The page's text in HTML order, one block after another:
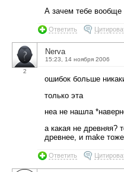
А зачем тебе вообще
Ответить
2
Nerva
15:23, 14 ноября 2006
ошибок больше
только эта
неа не нашла
а какая не древняя?
древнее, и make
Ответить